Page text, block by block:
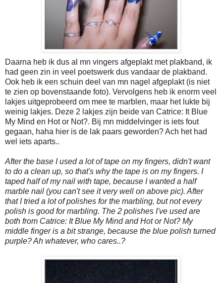
Daarna heb ik dus al mn vingers afgeplakt met plakband, ik
had geen zin in veel poetswerk dus vandaar de plakband.
Ook heb ik een schuin deel van mn nagel afgeplakt (is niet
te zien op bovenstaande foto). Vervolgens heb ik enorm veel
lakjes uitgeprobeerd om mee te marblen, maar het lukte bij
weinig lakjes. Deze 2 lakjes zijn beide van Catrice: It Blue
My Mind en Hot or Not?. Bij mn middelvinger is iets fout
gegaan, haha hier is de lak paars geworden? Ach het had
wel iets aparts..
After the base I used a lot of tape on my fingers, didn't want
to do a clean up, so that's why the tape is on my fingers. I
taped half of my nail with tape, because I wanted a half
marble nail (you can't see it very well on above pic). After
that I tried a lot of polishes for the marbling, but not every
polish is good for marbling. The 2 polishes I've used are
both from Catrice: It Blue My Mind and Hot or Not? My
middle finger is a bit strange, because the blue polish turned
purple? Ah whatever, who cares..?